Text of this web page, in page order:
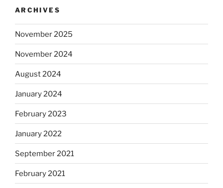
ARCHIVES
November 2025
November 2024
August 2024
January 2024
February 2023
January 2022
September 2021
February 2021